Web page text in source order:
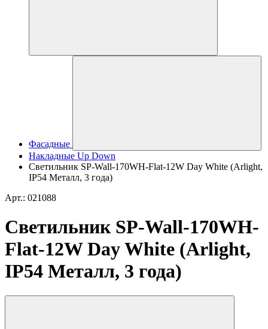
Фасадные
Накладные Up Down
Светильник SP-Wall-170WH-Flat-12W Day White (Arlight,
IP54 Металл, 3 года)
Арт.: 021088
Светильник SP-Wall-170WH-
Flat-12W Day White (Arlight,
IP54 Металл, 3 года)